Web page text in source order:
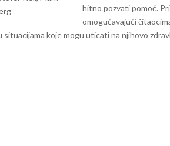
hitno pozvati pomoć.
omogućavajući
situacijama koje mogu uticati na njihovo